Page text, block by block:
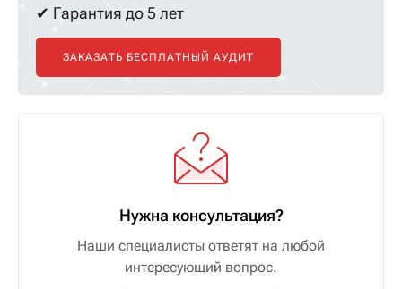
✔ Гарантия до 5 лет
ЗАКАЗАТЬ БЕСПЛАТНЫЙ АУДИТ
Нужна консультация?
Наши специалисты ответят на любой
интересующий вопрос.